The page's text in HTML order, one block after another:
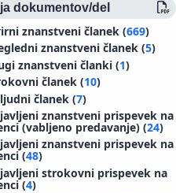
dokumentov/del
znanstveni članek (669)
znanstveni članek (5)
znanstveni članki (1)
članek (10)
članek (7)
znanstveni prispevek na
(vabljeno predavanje) (24)
znanstveni prispevek na
(48)
strokovni prispevek na
(4)